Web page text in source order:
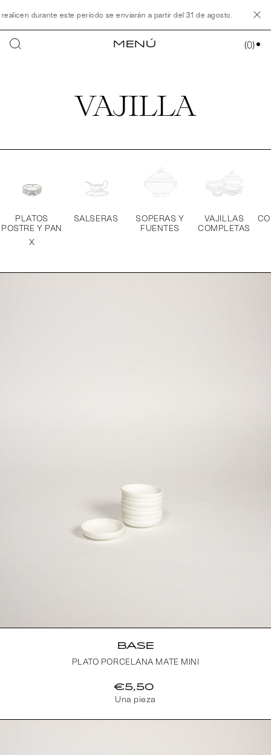
durante este período se enviarán a partir del 31 de agosto. Nuestro
MENÚ (0)
VAJILLA
PLATOS
POSTRE Y PAN
X
SALSERAS
SOPERAS Y
FUENTES
VAJILLAS
COMPLETAS
BASE
PLATO PORCELANA MATE MINI
€5,50
Una pieza